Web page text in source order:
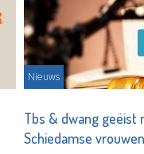
Nieuws
Tbs & dwang geëist
Schiedamse